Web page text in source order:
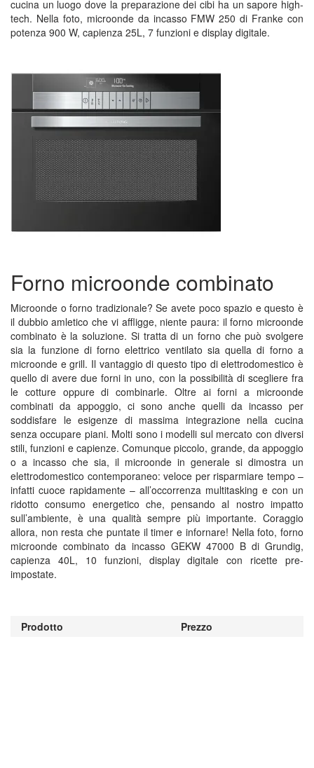
cucina un luogo dove la preparazione dei cibi ha un sapore high-
tech. Nella foto, microonde da incasso FMW 250 di Franke con
potenza 900 W, capienza 25L, 7 funzioni e display digitale.
Forno microonde combinato
Microonde o forno tradizionale? Se avete poco spazio e questo è
il dubbio amletico che vi affligge, niente paura: il forno microonde
combinato è la soluzione. Si tratta di un forno che può svolgere
sia la funzione di forno elettrico ventilato sia quella di forno a
microonde e grill. Il vantaggio di questo tipo di elettrodomestico è
quello di avere due forni in uno, con la possibilità di scegliere fra
le cotture oppure di combinarle. Oltre ai forni a microonde
combinati da appoggio, ci sono anche quelli da incasso per
soddisfare le esigenze di massima integrazione nella cucina
senza occupare piani. Molti sono i modelli sul mercato con diversi
stili, funzioni e capienze. Comunque piccolo, grande, da appoggio
o a incasso che sia, il microonde in generale si dimostra un
elettrodomestico contemporaneo: veloce per risparmiare tempo –
infatti cuoce rapidamente – all’occorrenza multitasking e con un
ridotto consumo energetico che, pensando al nostro impatto
sull’ambiente, è una qualità sempre più importante. Coraggio
allora, non resta che puntate il timer e infornare! Nella foto, forno
microonde combinato da incasso GEKW 47000 B di Grundig,
capienza 40L, 10 funzioni, display digitale con ricette pre-
impostate.
Prodotto Prezzo